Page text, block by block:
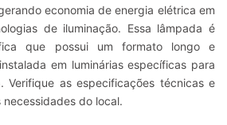
economia de energia elétrica em
de iluminação. Essa lâmpada é
que possui um formato longo e
em luminárias específicas para
Verifique as especificações técnicas e
do local.